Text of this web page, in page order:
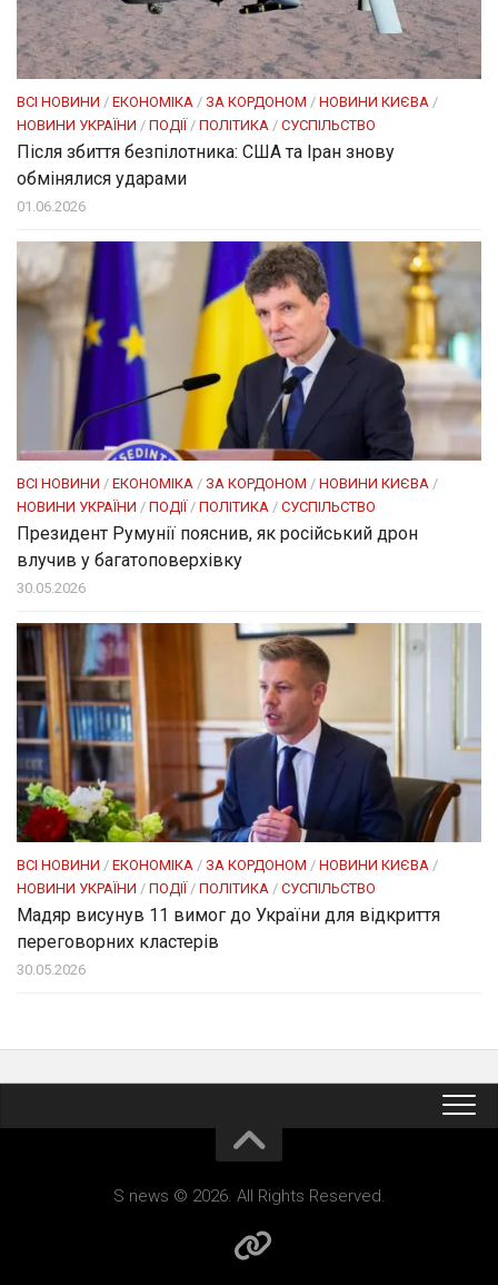
ВСІ НОВИНИ / ЕКОНОМІКА / ЗА КОРДОНОМ / НОВИНИ КИЄВА /
НОВИНИ УКРАЇНИ / ПОДІЇ/ ПОЛІТИКА / СУСПІЛЬСТВО
Після збиття безпілотника: США та Іран знову
обмінялися ударами
01.06.2026
ВСІ НОВИНИ / ЕКОНОМІКА / ЗА КОРДОНОМ / НОВИНИ КИЄВА /
НОВИНИ УКРАЇНИ / ПОДІЇ/ ПОЛІТИКА / СУСПІЛЬСТВО
Президент Румунії пояснив, як російський дрон
влучив у багатоповерхівку
30.05.2026
ВСІ НОВИНИ / ЕКОНОМІКА / ЗА КОРДОНОМ / НОВИНИ КИЄВА /
НОВИНИ УКРАЇНИ / ПОДІЇ/ ПОЛІТИКА / СУСПІЛЬСТВО
Мадяр висунув 11 вимог до України для відкриття
переговорних кластерів
30.05.2026
S news © 2026. All Rights Reserved.